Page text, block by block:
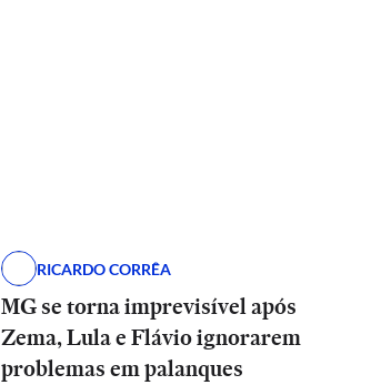
RICARDO CORRÊA
MG se torna imprevisível após
Zema, Lula e Flávio ignorarem
problemas em palanques